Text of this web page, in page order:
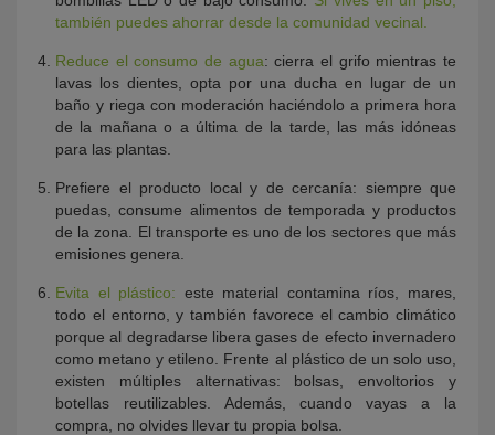
también puedes ahorrar desde la comunidad vecinal.
Reduce el consumo de agua: cierra el grifo mientras te
lavas los dientes, opta por una ducha en lugar de un
baño y riega con moderación haciéndolo a primera hora
de la mañana o a última de la tarde, las más idóneas
para las plantas.
Prefiere el producto local y de cercanía: siempre que
puedas, consume alimentos de temporada y productos
de la zona. El transporte es uno de los sectores que más
emisiones genera.
Evita el plástico: este material contamina ríos, mares,
todo el entorno, y también favorece el cambio climático
porque al degradarse libera gases de efecto invernadero
como metano y etileno. Frente al plástico de un solo uso,
existen múltiples alternativas: bolsas, envoltorios y
botellas reutilizables. Además, cuando vayas a la
compra, no olvides llevar tu propia bolsa.